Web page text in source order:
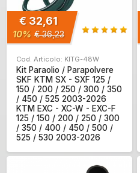
€ 32,61
10% € 36,23
Cod. Articolo: KITG-48W
Kit Paraolio / Parapolvere
SKF KTM SX - SXF 125 /
150 / 200 / 250 / 300 / 350
/ 450 / 525 2003-2026
KTM EXC - XC-W - EXC-F
125 / 150 / 200 / 250 / 300
/ 350 / 400 / 450 / 500 /
525 / 530 2003-2026